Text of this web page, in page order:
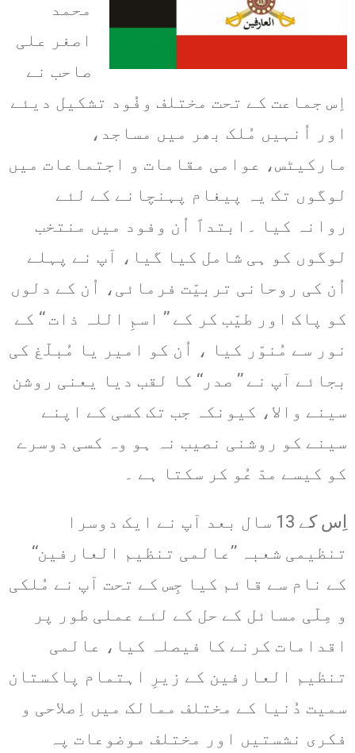
محمد
اصغر علی
صاحب نے
اِس جماعت کے تحت مختلف وفُود تشکیل دیئے
اور اُنہیں مُلک بھر میں مساجد،
مارکیٹس، عوامی مقامات و اجتماعات میں
لوگوں تک یہ پیغام پہنچانے کے لئے
روانہ کیا ۔ابتداََ اُن وفود میں منتخب
لوگوں کو ہی شامل کیا گیا، آپ نے پہلے
اُن کی روحانی تربیّت فرمائی، اُن کے دلوں
کو پاک اور طیّب کر کے ’’ اسمِ اللہ ذات ‘‘ کے
نور سے مُنوّر کیا ، اُن کو امیر یا مُبلّغ کی
بجائے آپ نے ’’ صدر‘‘ کا لقب دیا یعنی روشن
سینے والا، کیونکہ جب تک کسی کے اپنے
سینے کو روشنی نصیب نہ ہو وہ کسی دوسرے
کو کیسے مدّ عُو کر سکتا ہے ۔
اِس کے 13 سال بعد آپ نے ایک دوسرا
تنظیمی شعبہ ’’عالمی تنظیم العارفین‘‘
کے نام سے قائم کیا جِس کے تحت آپ نے مُلکی
و مِلّی مسائل کے حل کے لئے عملی طور پر
اقدامات کرنے کا فیصلہ کیا، عالمی
تنظیم العارفین کے زیرِ اہتمام پاکستان
سمیت دُنیا کے مختلف ممالک میں اِصلاحی و
فکری نشستیں اور مختلف موضوعات پہ